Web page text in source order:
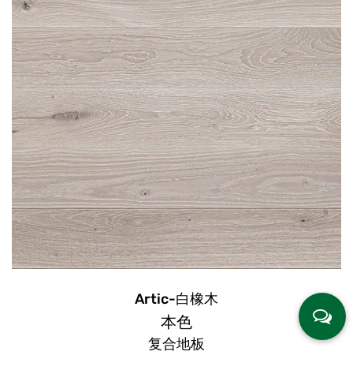
Artic-白橡木
本色
复合地板